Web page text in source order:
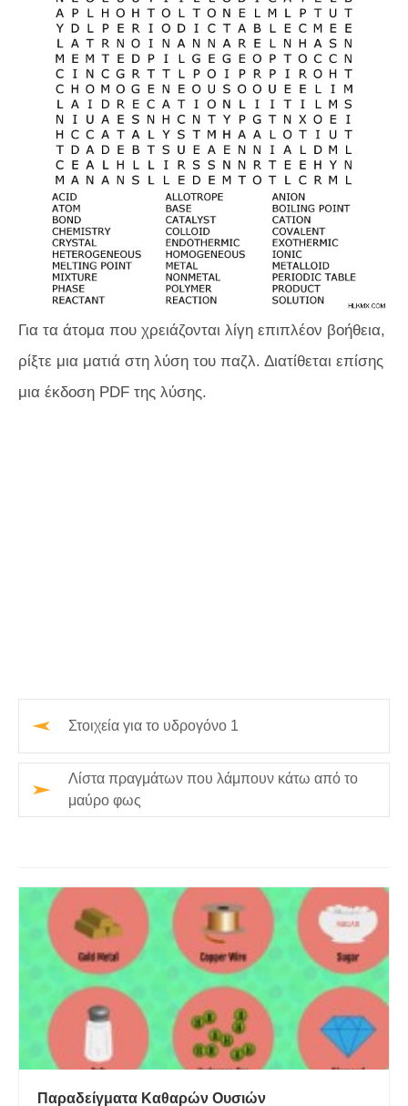
Για τα άτομα που χρειάζονται λίγη επιπλέον βοήθεια,
ρίξτε μια ματιά στη λύση του παζλ. Διατίθεται επίσης
μια έκδοση PDF της λύσης.
Στοιχεία για το υδρογόνο 1
Λίστα πραγμάτων που λάμπουν κάτω από το
μαύρο φως
Παραδείγματα Καθαρών Ουσιών